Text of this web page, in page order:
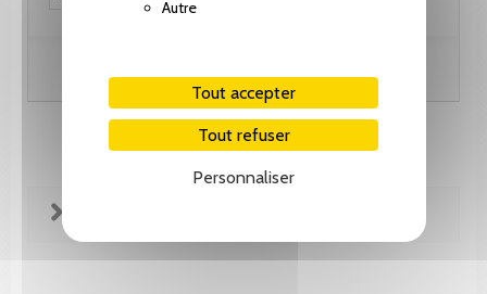
Autre
Tout accepter
Tout refuser
Personnaliser